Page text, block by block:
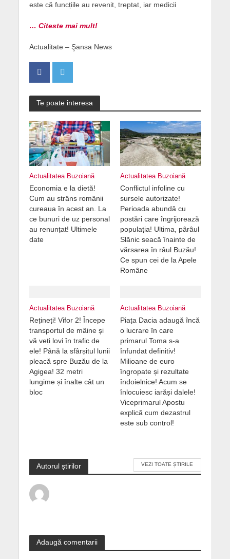
este că funcțiile au revenit, treptat, iar medicii
… Citeste mai mult!
Actualitate – Şansa News
Te poate interesa
Actualitatea Buzoiană
Economia e la dietă!
Cum au strâns românii
cureaua în acest an. La
ce bunuri de uz personal
au renunțat! Ultimele
date
Actualitatea Buzoiană
Conflictul infoline cu
sursele autorizate!
Perioada abundă cu
postări care îngrijorează
populația! Ultima, pârâul
Slănic seacă înainte de
vărsarea în râul Buzău!
Ce spun cei de la Apele
Române
Actualitatea Buzoiană
Rețineți! Vifor 2! Începe
transportul de mâine și
vă veți lovi în trafic de
ele! Până la sfârșitul lunii
pleacă spre Buzău de la
Agigea! 32 metri
lungime și înalte cât un
bloc
Actualitatea Buzoiană
Piața Dacia adaugă încă
o lucrare în care
primarul Toma s-a
înfundat definitiv!
Milioane de euro
îngropate și rezultate
îndoielnice! Acum se
înlocuiesc iarăși dalele!
Viceprimarul Apostu
explică cum dezastrul
este sub control!
Autorul știrilor VEZI TOATE ȘTIRILE
Adaugă comentarii